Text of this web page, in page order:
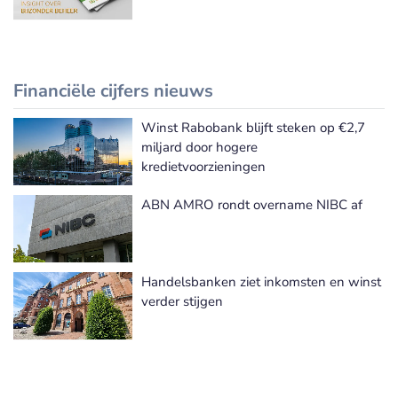
Financiële cijfers nieuws
Meer Financiële cijfers nieuws
Winst Rabobank blijft steken op €2,7
miljard door hogere
kredietvoorzieningen
ABN AMRO rondt overname NIBC af
Handelsbanken ziet inkomsten en winst
verder stijgen